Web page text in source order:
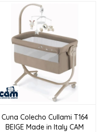
Cuna Colecho Cullami T164
BEIGE Made in Italy CAM